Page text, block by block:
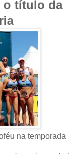
o título da
na temporada